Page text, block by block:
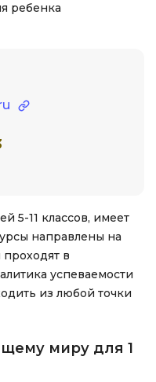
ребенка
5-11 классов, имеет
направлены на
в
успеваемости
из любой точки
миру для 1